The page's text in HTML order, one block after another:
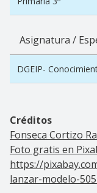
Asignatura /
DGEIP-
Créditos
Fonseca Cortizo
Foto gratis en
https://
lanzar-modelo-